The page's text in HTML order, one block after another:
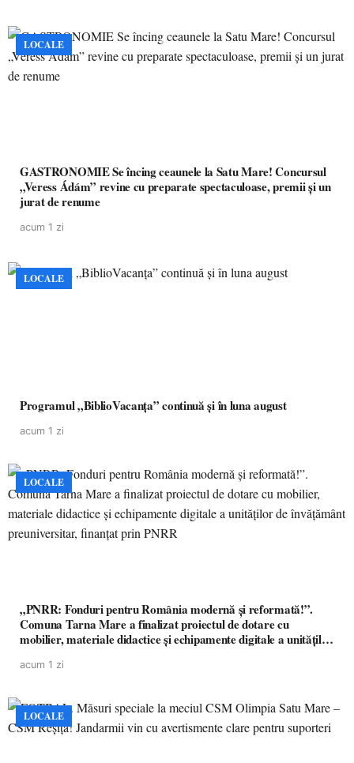
LOCALE
GASTRONOMIE Se încing ceaunele la Satu Mare! Concursul
„Veress Ádám” revine cu preparate spectaculoase, premii și un
jurat de renume
acum 1 zi
LOCALE
Programul „BiblioVacanța” continuă și în luna august
acum 1 zi
LOCALE
„PNRR: Fonduri pentru România modernă și reformată!”.
Comuna Tarna Mare a finalizat proiectul de dotare cu
mobilier, materiale didactice și echipamente digitale a unităților
acum 1 zi
LOCALE